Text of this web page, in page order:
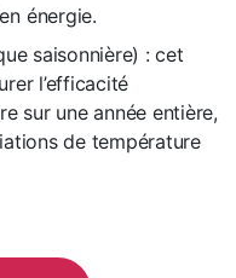
énergie.
saisonnière) : cet
l’efficacité
sur une année entière,
de température